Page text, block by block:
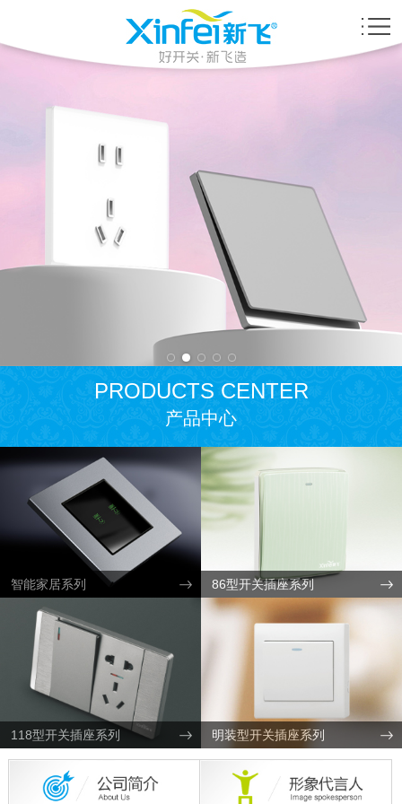
PRODUCTS CENTER
产品中心
智能家居系列 86型开关插座系列
118型开关插座系列 明装型开关插座系列